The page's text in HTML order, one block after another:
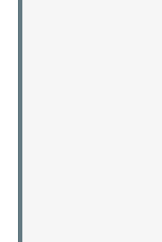
<select
<option
<option
<option
<option
<option
</
</
</